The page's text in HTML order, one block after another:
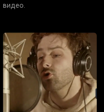
видео.